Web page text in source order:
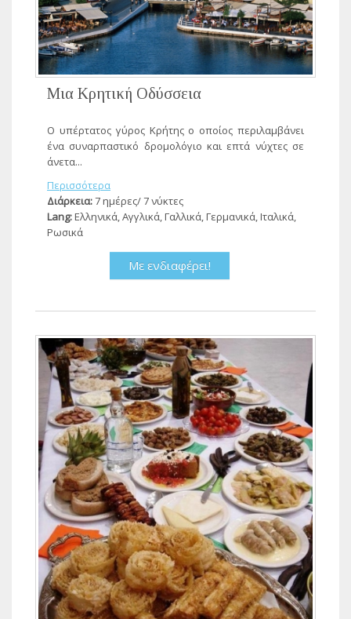
Μια Κρητική Οδύσσεια
Ο υπέρτατος γύρος Κρήτης ο οποίος περιλαμβάνει
ένα συναρπαστικό δρομολόγιο και επτά νύχτες σε
άνετα...
Περισσότερα
Διάρκεια:7 ημέρες/ 7 νύκτες
Lang:Ελληνικά, Αγγλικά, Γαλλικά, Γερμανικά, Ιταλικά,
Ρωσικά
Με ενδιαφέρει!